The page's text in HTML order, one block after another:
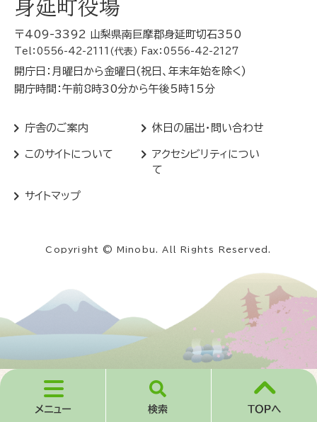
身延町役場
〒409-3392 山梨県南巨摩郡身延町切石350
Tel：0556-42-2111(代表) Fax：0556-42-2127
開庁日：月曜日から金曜日(祝日、年末年始を除く)
開庁時間：午前8時30分から午後5時15分
庁舎のご案内 休日の届出・問い合わせ
このサイトについて
アクセシビリティについ
て
サイトマップ
Copyright © Minobu. All Rights Reserved.